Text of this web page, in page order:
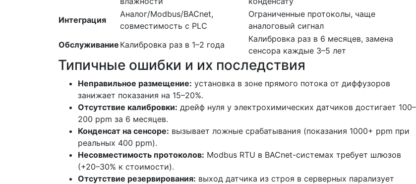
Интеграция
Аналог/Modbus/BACnet,
совместимость с PLC
Ограниченные протоколы, чаще
аналоговый сигнал
Обслуживание Калибровка раз в 1–2 года
Калибровка раз в 6 месяцев, замена
сенсора каждые 3–5 лет
Типичные ошибки и их последствия
Неправильное размещение: установка в зоне прямого потока от диффузоров
занижает показания на 15–20%.
Отсутствие калибровки: дрейф нуля у электрохимических датчиков достигает 100–
200 ppm за 6 месяцев.
Конденсат на сенсоре: вызывает ложные срабатывания (показания 1000+ ppm при
реальных 400 ppm).
Несовместимость протоколов: Modbus RTU в BACnet-системах требует шлюзов
(+20–30% к стоимости).
Отсутствие резервирования: выход датчика из строя в серверных парализует